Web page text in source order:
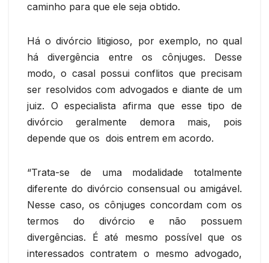
caminho para que ele seja obtido.
Há o divórcio litigioso, por exemplo, no qual
há divergência entre os cônjuges. Desse
modo, o casal possui conflitos que precisam
ser resolvidos com advogados e diante de um
juiz. O especialista afirma que esse tipo de
divórcio geralmente demora mais, pois
depende que os dois entrem em acordo.
“Trata-se de uma modalidade totalmente
diferente do divórcio consensual ou amigável.
Nesse caso, os cônjuges concordam com os
termos do divórcio e não possuem
divergências. É até mesmo possível que os
interessados contratem o mesmo advogado,